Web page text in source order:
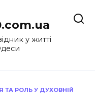
у житті
ТА РОЛЬ У ДУХОВНІЙ